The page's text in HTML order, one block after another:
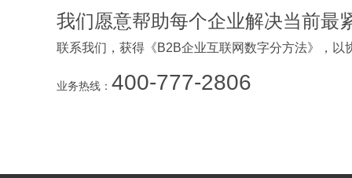
我们愿意帮助每个企业解决当前最
联系我们，获得《B2B企业互联网数字分方法》，以
业务热线： 400-777-2806